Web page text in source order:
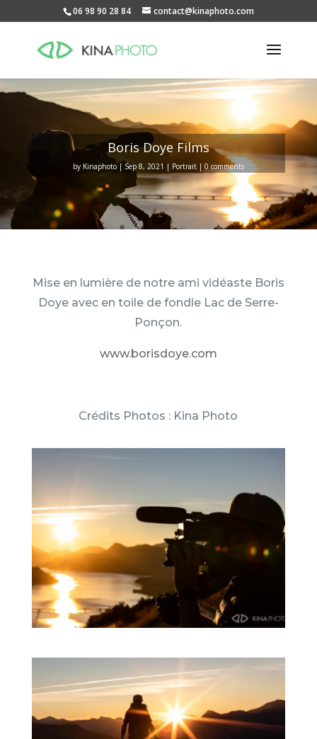
06 98 90 28 84 contact@kinaphoto.com
Boris Doye Films
by Kinaphoto Sep 8, 2021 Portrait 0 comments
Mise en lumière de notre ami vidéaste Boris
Doye avec en toile de fondle Lac de Serre-
Ponçon.
www.borisdoye.com
Crédits Photos : Kina Photo